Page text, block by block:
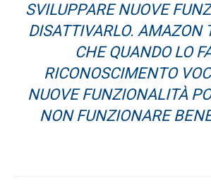
SVILUPPARE NUOVE
DISATTIVARLO. AMAZON
CHE QUANDO LO
RICONOSCIMENTO
NUOVE FUNZIONALITÀ
NON FUNZIONARE